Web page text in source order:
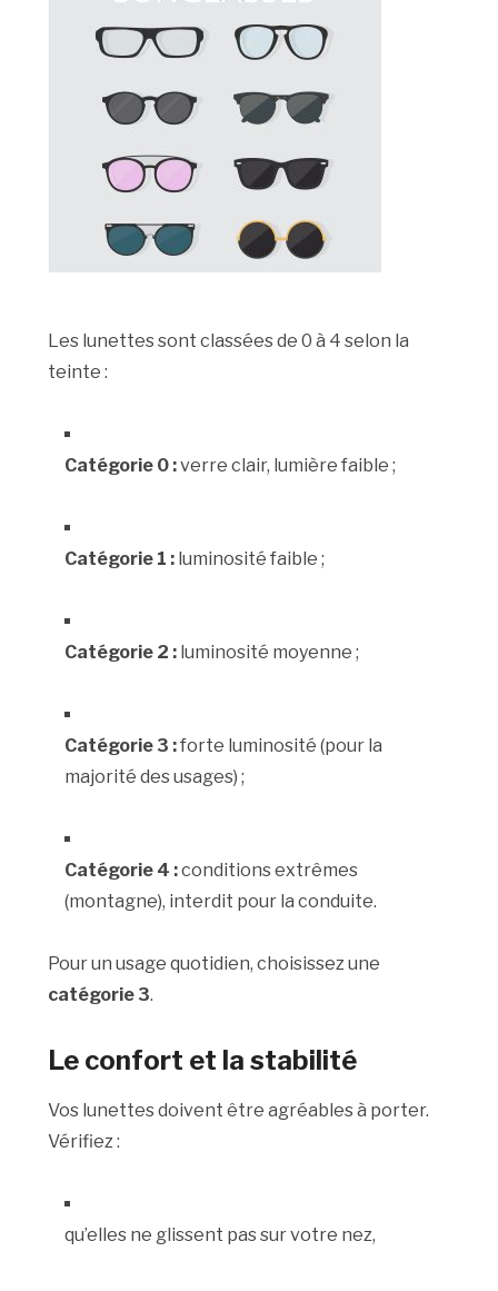
Les lunettes sont classées de 0 à 4 selon la
teinte :
Catégorie 0 :verre clair, lumière faible ;
Catégorie 1 : luminosité faible ;
Catégorie 2 : luminosité moyenne ;
Catégorie 3 :forte luminosité (pour la
majorité des usages) ;
Catégorie 4 :conditions extrêmes
(montagne), interdit pour la conduite.
Pour un usage quotidien, choisissez une
catégorie 3.
Le confort et la stabilité
Vos lunettes doivent être agréables à porter.
Vérifiez :
qu’elles ne glissent pas sur votre nez,